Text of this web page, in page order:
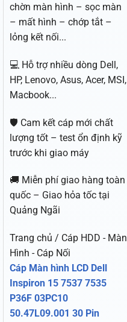
chờn màn hình – sọc màn
– mất hình – chớp tắt –
lỏng kết nối...
💻 Hỗ trợ nhiều dòng Dell,
HP, Lenovo, Asus, Acer, MSI,
Macbook...
🛡️ Cam kết cáp mới chất
lượng tốt – test ổn định kỹ
trước khi giao máy
🚚 Miễn phí giao hàng toàn
quốc – Giao hỏa tốc tại
Quảng Ngãi
Trang chủ / Cáp HDD - Màn
Hình - Cáp Nối
Cáp Màn hình LCD Dell
Inspiron 15 7537 7535
P36F 03PC10
50.47L09.001 30 Pin